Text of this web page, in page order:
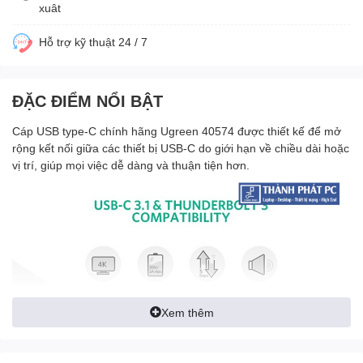
xuât
Hỗ trợ kỹ thuật 24 / 7
ĐẶC ĐIỂM NỔI BẬT
Cáp USB type-C chính hãng Ugreen 40574 được thiết kế để mở
rộng kết nối giữa các thiết bị USB-C do giới hạn về chiều dài hoặc
vị trí, giúp mọi việc dễ dàng và thuận tiện hơn.
Xem thêm